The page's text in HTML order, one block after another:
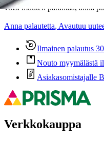
voisi muuten parantaa, anna
Anna palautetta, Avautuu
Ilmainen palautus
Nouto myymälästä
Asiakasomistajalle
Verkkokauppa